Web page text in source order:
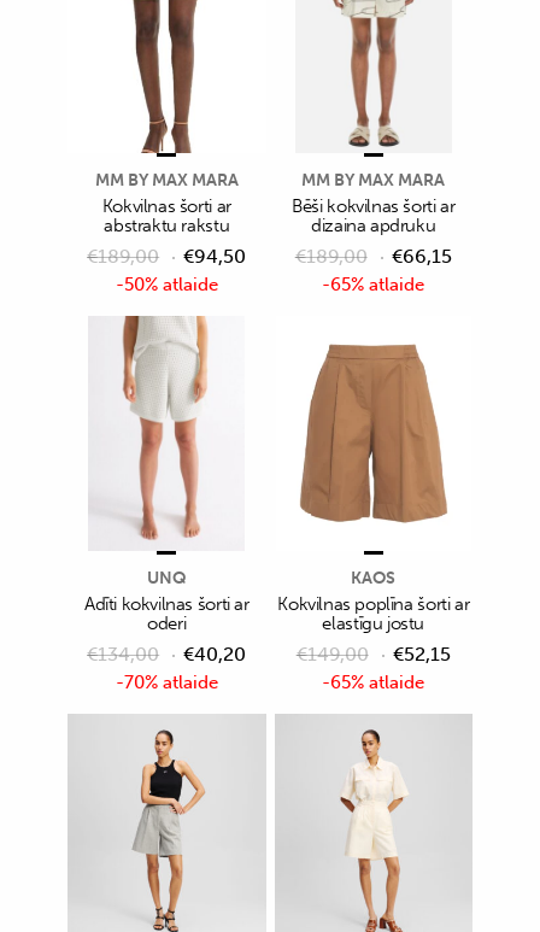
-50% atlaide
MM BY MAX MARA
Kokvilnas šorti ar
abstraktu rakstu
€189,00 €94,50
-65% atlaide
MM BY MAX MARA
Bēši kokvilnas šorti ar
dizaina apdruku
€189,00 €66,15
-70% atlaide
UNQ
Adīti kokvilnas šorti ar
oderi
€134,00 €40,20
-65% atlaide
KAOS
Kokvilnas poplīna šorti ar
elastīgu jostu
€149,00 €52,15